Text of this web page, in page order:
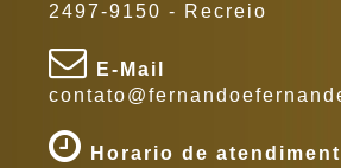
2497-9150 - Recreio
E-Mail
Horario de